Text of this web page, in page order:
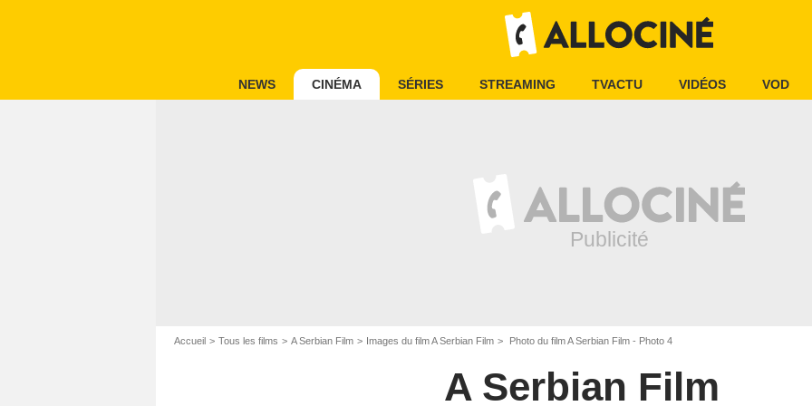
NEWS CINÉMA SÉRIES STREAMING TVACTU VIDÉOS VOD
Accueil Tous les films A Serbian Film Images du film A Serbian Film Photo du film A Serbian Film - Photo 4
A Serbian Film